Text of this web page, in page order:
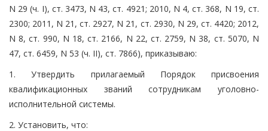
N 29 (ч. I), ст. 3473, N 43, ст. 4921; 2010, N 4, ст. 368, N 19, ст.
2300; 2011, N 21, ст. 2927, N 21, ст. 2930, N 29, ст. 4420; 2012,
N 8, ст. 990, N 18, ст. 2166, N 22, ст. 2759, N 38, ст. 5070, N
47, ст. 6459, N 53 (ч. II), ст. 7866), приказываю:
1. Утвердить прилагаемый Порядок присвоения
квалификационных званий сотрудникам уголовно-
исполнительной системы.
2. Установить, что: